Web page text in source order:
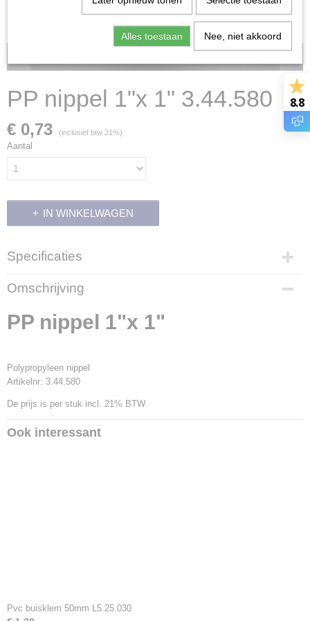
PP nippel 1"x 1" 3.44.580
€ 0,73 (inclusief btw 21%)
Aantal
IN WINKELWAGEN
Specificaties
Productcode
14012
EAN code
3.44.580
Omschrijving
PP nippel 1"x 1"
Polypropyleen nippel
Artikelnr: 3.44.580
De prijs is per stuk incl. 21% BTW
Ook interessant
Pvc buisklem 50mm L5.25.030
8.8
Alles toestaan Nee, niet akkoord